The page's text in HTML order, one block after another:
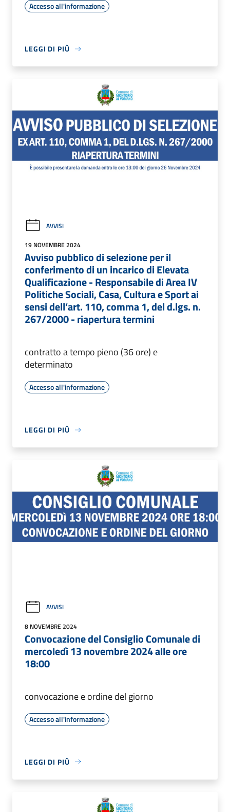
Accesso all'informazione
LEGGI DI PIÙ
AVVISI
19 NOVEMBRE 2024
Avviso pubblico di selezione per il
conferimento di un incarico di Elevata
Qualificazione - Responsabile di Area IV
Politiche Sociali, Casa, Cultura e Sport ai
sensi dell’art. 110, comma 1, del d.lgs. n.
267/2000 - riapertura termini
contratto a tempo pieno (36 ore) e
determinato
Accesso all'informazione
LEGGI DI PIÙ
AVVISI
8 NOVEMBRE 2024
Convocazione del Consiglio Comunale di
mercoledì 13 novembre 2024 alle ore
18:00
convocazione e ordine del giorno
Accesso all'informazione
LEGGI DI PIÙ